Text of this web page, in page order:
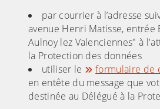
par courrier à l’adresse
avenue Henri Matisse, entrée
Aulnoy lez Valenciennes" à
la Protection des données
utiliser le
formulaire de
en entête du message que
destinée au Délégué à la